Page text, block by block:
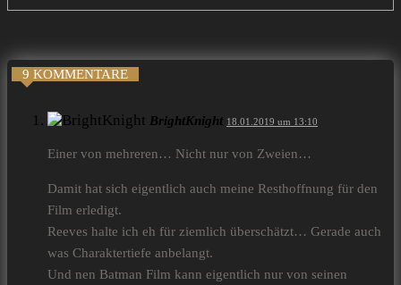
9 KOMMENTARE
BrightKnight 18.01.2019 um 13:10
Einer von mehreren… Nicht nur von Zweien…
Damit hat sich eigentlich auch meine Resthoffnung für den
Film erledigt.
Reeves halte ich eh für ziemlich überschätzt… Gerade auch
was Charaktertiefe anbelangt.
Und nen Batman Film kann eigentlich nur von seinen